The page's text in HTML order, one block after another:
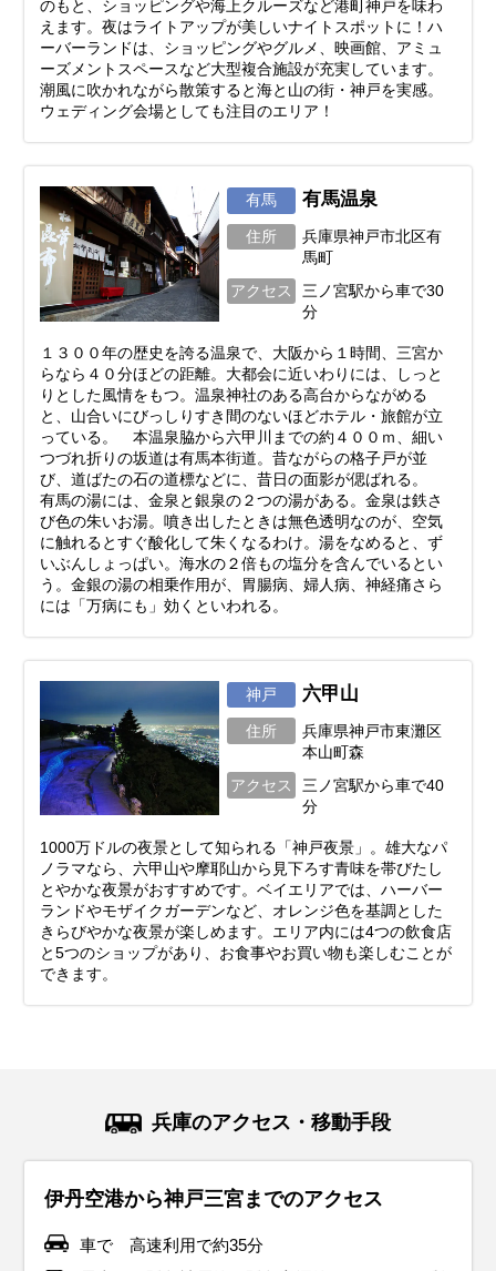
のもと、ショッピングや海上クルーズなど港町神戸を味わ
えます。夜はライトアップが美しいナイトスポットに！ハ
ーバーランドは、ショッピングやグルメ、映画館、アミュ
ーズメントスペースなど大型複合施設が充実しています。
潮風に吹かれながら散策すると海と山の街・神戸を実感。
ウェディング会場としても注目のエリア！
有馬 有馬温泉
住所
兵庫県神戸市北区有
馬町
アクセス
三ノ宮駅から車で30
分
１３００年の歴史を誇る温泉で、大阪から１時間、三宮か
らなら４０分ほどの距離。大都会に近いわりには、しっと
りとした風情をもつ。温泉神社のある高台からながめる
と、山合いにびっしりすき間のないほどホテル・旅館が立
っている。 本温泉脇から六甲川までの約４００ｍ、細い
つづれ折りの坂道は有馬本街道。昔ながらの格子戸が並
び、道ばたの石の道標などに、昔日の面影が偲ばれる。
有馬の湯には、金泉と銀泉の２つの湯がある。金泉は鉄さ
び色の朱いお湯。噴き出したときは無色透明なのが、空気
に触れるとすぐ酸化して朱くなるわけ。湯をなめると、ず
いぶんしょっぱい。海水の２倍もの塩分を含んでいるとい
う。金銀の湯の相乗作用が、胃腸病、婦人病、神経痛さら
には「万病にも」効くといわれる。
神戸 六甲山
住所
兵庫県神戸市東灘区
本山町森
アクセス
三ノ宮駅から車で40
分
1000万ドルの夜景として知られる「神戸夜景」。雄大なパ
ノラマなら、六甲山や摩耶山から見下ろす青味を帯びたし
とやかな夜景がおすすめです。ベイエリアでは、ハーバー
ランドやモザイクガーデンなど、オレンジ色を基調とした
きらびやかな夜景が楽しめます。エリア内には4つの飲食店
と5つのショップがあり、お食事やお買い物も楽しむことが
できます。
兵庫のアクセス・移動手段
伊丹空港から神戸三宮までのアクセス
車で 高速利用で約35分